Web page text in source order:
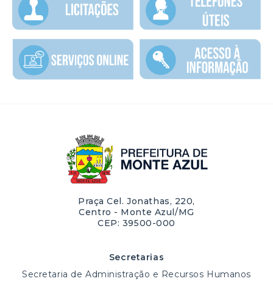
Praça Cel. Jonathas, 220,
Centro - Monte Azul/MG
CEP: 39500-000
Secretarias
Secretaria de Administração e Recursos Humanos